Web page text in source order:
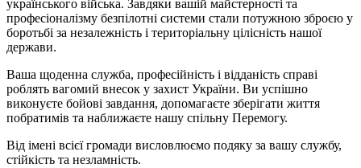
українського війська. Завдяки вашій майстерності та
професіоналізму безпілотні системи стали потужною зброєю у
боротьбі за незалежність і територіальну цілісність нашої
держави.
Ваша щоденна служба, професійність і відданість справі
роблять вагомий внесок у захист України. Ви успішно
виконуєте бойові завдання, допомагаєте зберігати життя
побратимів та наближаєте нашу спільну Перемогу.
Від імені всієї громади висловлюємо подяку за вашу службу,
стійкість та незламність.